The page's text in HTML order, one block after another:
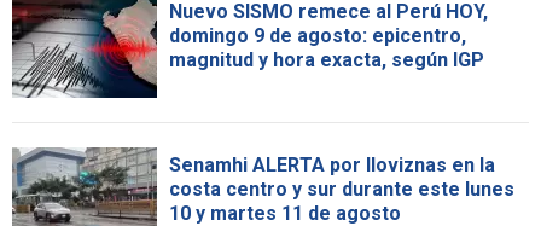
Nuevo SISMO remece al Perú HOY,
domingo 9 de agosto: epicentro,
magnitud y hora exacta, según IGP
Senamhi ALERTA por lloviznas en la
costa centro y sur durante este lunes
10 y martes 11 de agosto